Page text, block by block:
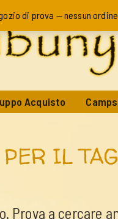
Acquisto
IL
Prova a cercare
di prova — nessun